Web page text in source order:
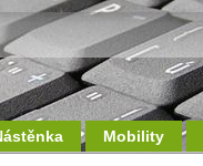
Mobility